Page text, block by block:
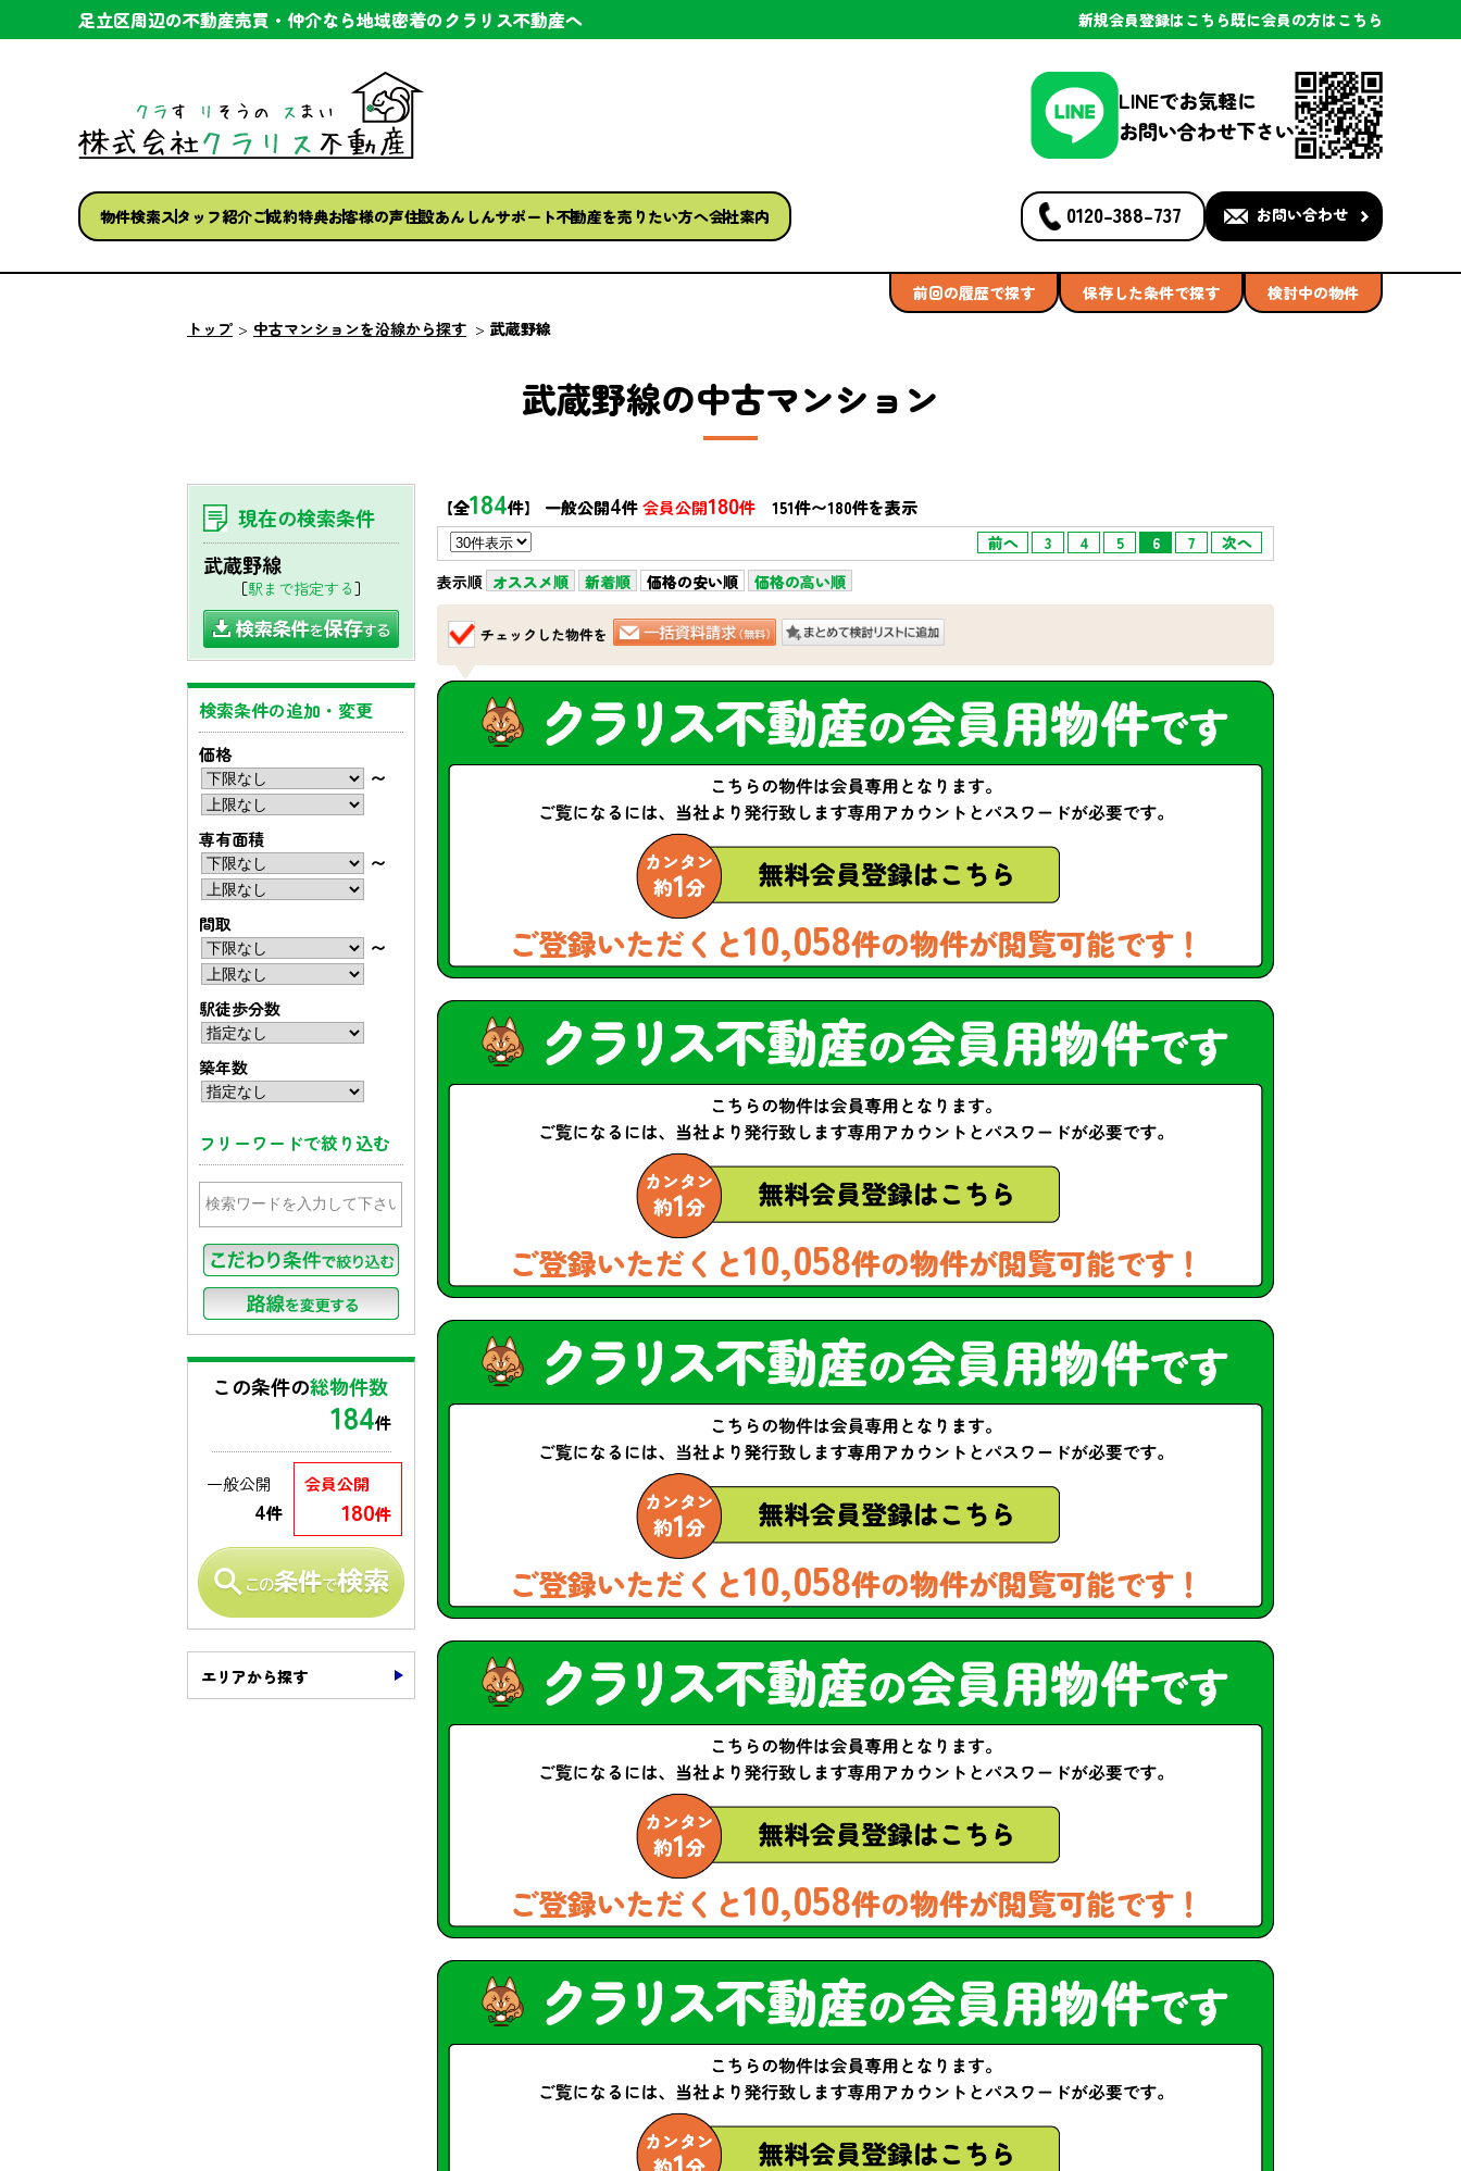
足立区周辺の不動産売買・仲介なら地域密着のクラリス不動産へ 新規会員登録はこちら既に会員の方はこちら
LINEでお気軽に
お問い合わせ下さい
物件検索スタッフ紹介ご成約特典お客様の声住設あんしんサポート不動産を売りたい方へ会社案内 0120-388-737 お問い合わせ
前回の履歴で探す 保存した条件で探す
検討中の物件
トップ
中古マンションを沿線から探す 武蔵野線
武蔵野線の中古マンション
【全184件】 一般公開4件会員公開180件 151件〜180件を表示
前へ 3 4 5 6 7
次へ
表示順 オススメ順 新着順 価格の安い順 価格の高い順
チェックした物件を
ご登録いただくと10,058件の物件が閲覧可能です！
ご登録いただくと10,058件の物件が閲覧可能です！
ご登録いただくと10,058件の物件が閲覧可能です！
ご登録いただくと10,058件の物件が閲覧可能です！
現在の検索条件
武蔵野線
［駅まで指定する］
検索条件の追加・変更
価格
〜
専有面積
〜
間取
〜
駅徒歩分数
築年数
フリーワードで絞り込む
この条件の総物件数
184件
会員公開
180件
一般公開
4件
エリアから探す